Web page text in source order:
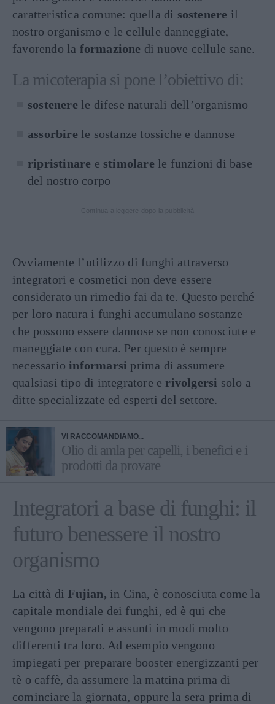
caratteristica comune: quella di sostenere il
nostro organismo e le cellule danneggiate,
favorendo la formazione di nuove cellule sane.
La micoterapia si pone l’obiettivo di:
sostenere le difese naturali dell’organismo
assorbire le sostanze tossiche e dannose
ripristinare e stimolare le funzioni di base
del nostro corpo
Ovviamente l’utilizzo di funghi attraverso
integratori e cosmetici non deve essere
considerato un rimedio fai da te. Questo perché
per loro natura i funghi accumulano sostanze
che possono essere dannose se non conosciute e
maneggiate con cura. Per questo è sempre
necessario informarsi prima di assumere
qualsiasi tipo di integratore e rivolgersi solo a
ditte specializzate ed esperti del settore.
VI RACCOMANDIAMO...
Olio di amla per capelli, i benefici e i
prodotti da provare
Integratori a base di funghi: il
futuro benessere il nostro
organismo
La città diFujian, in Cina, è conosciuta come la
capitale mondiale dei funghi, ed è qui che
vengono preparati e assunti in modi molto
differenti tra loro. Ad esempio vengono
impiegati per preparare booster energizzanti per
tè o caffè, da assumere la mattina prima di
cominciare la giornata, oppure la sera prima di